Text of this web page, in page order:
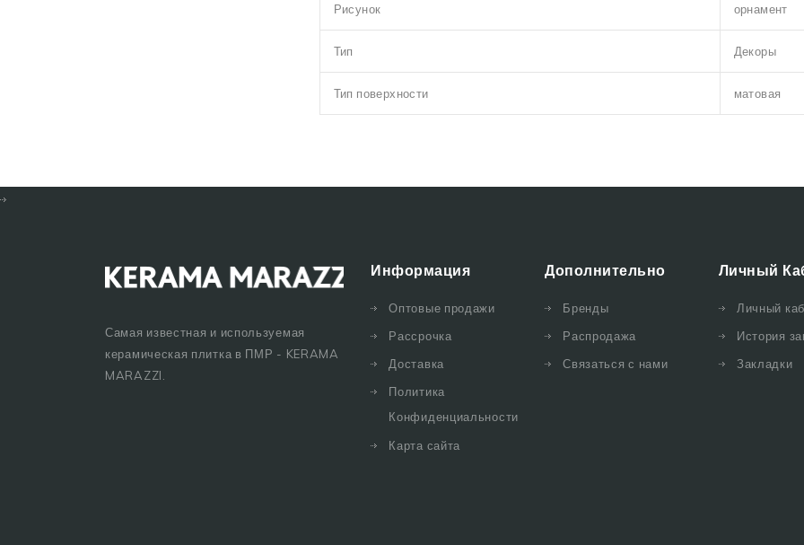
Рисунок орнамент
Тип Декоры
Тип поверхности матовая
Самая известная и используемая
керамическая плитка в ПМР - KERAMA
MARAZZI.
Информация
Оптовые продажи
Рассрочка
Доставка
Политика
Конфиденциальности
Карта сайта
Дополнительно
Бренды
Распродажа
Связаться с нами
Личный
Личный
История
Закладки